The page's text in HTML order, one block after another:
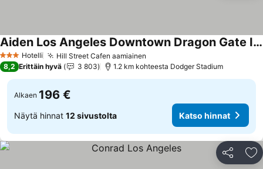
3 Tähtiluokitus
Hotelli Hill Street Cafen aamiainen
Aiden Los Angeles Downtown Dragon Gate Inn
8,2 Erittäin hyvä 3 803 1.2 km kohteesta Dodger Stadium
Alkaen 196 €
Näytä hinnat 12 sivustolta Katso hinnat
Jaa